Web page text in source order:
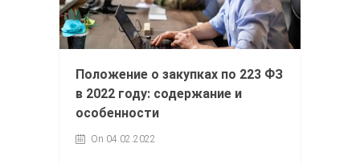
Положение о закупках по 223 ФЗ
в 2022 году: содержание и
особенности
On 04.02.2022